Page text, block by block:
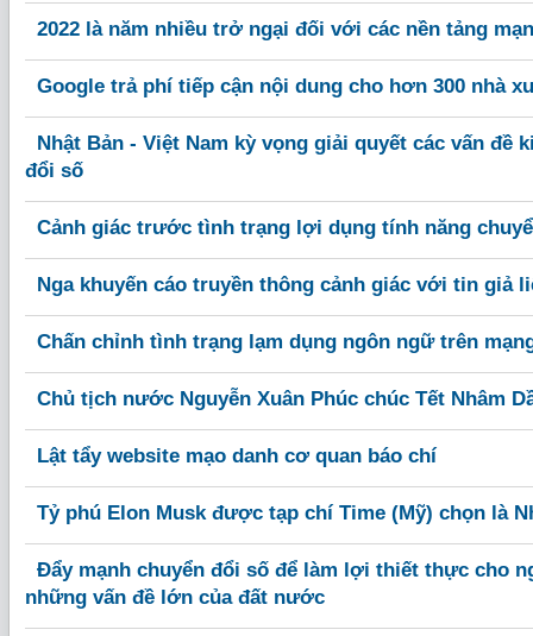
2022 là năm nhiều trở ngại đối với các nền tảng
Google trả phí tiếp cận nội dung cho hơn 300 nhà
Nhật Bản - Việt Nam kỳ vọng giải quyết các vấn đề
đổi số
Cảnh giác trước tình trạng lợi dụng tính năng
Nga khuyến cáo truyền thông cảnh giác với tin giả
Chấn chỉnh tình trạng lạm dụng ngôn ngữ trên
Chủ tịch nước Nguyễn Xuân Phúc chúc Tết Nhâm
Lật tẩy website mạo danh cơ quan báo chí
Tỷ phú Elon Musk được tạp chí Time (Mỹ) chọn là
Đẩy mạnh chuyển đổi số để làm lợi thiết thực cho
những vấn đề lớn của đất nước